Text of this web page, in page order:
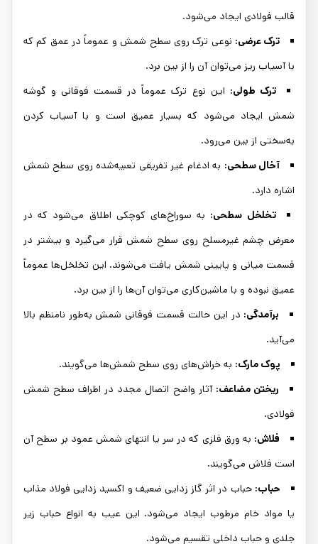
قالب فولادی ایجاد می‌شود.
ترک عرضی: نوعی ترک روی سطح شمش و عموماً در عمق کم که
با آسیاب ریز می‌توان آن را از بین برد.
ترک طولی: این نوع ترک عموماً در قسمت فوقانی و گوشه
شمش ایجاد می‌شود که بسیار عمیق است و با آسیاب کردن
به‌سختی از بین می‌رود.
آخال سطحی: به ادغام غیر تفریقی تعبیه‌شده روی سطح شمش
اشاره دارد.
تخلخل سطحی: به سوراخ‌های کوچکی اطلاق می‌شود که در
معرض چشم غیرمسلح روی سطح شمش قرار می‌گیرد و بیشتر در
قسمت میانی و پایینی شمش یافت می‌شوند. این تخلخل‌ها عموماً
عمیق نبوده و با ماشین‌کاری می‌توان آن‌ها را از بین برد.
برآمدگی: در این حالت قسمت فوقانی شمش به‌طور نامنظم بالا
می‌آید.
پوک مارک: به خراش‌های روی سطح شمش‌ها می‌گویند.
ریختن مضاعف: آثار واضح اتصال مجدد در اطراف سطح شمش
فولادی.
فلاش: به ورق فلزی که در سر یا انتهای شمش عمود بر سطح آن
است فلاش می‌گویند.
حباب: حباب در اثر گاز زدایی ضعیف و اکسید زدایی فولاد مذاب
یا مواد خام مرطوب ایجاد می‌شود. این عیب به انواع حباب زیر
جلدی و حباب داخلی تقسیم می‌شود.